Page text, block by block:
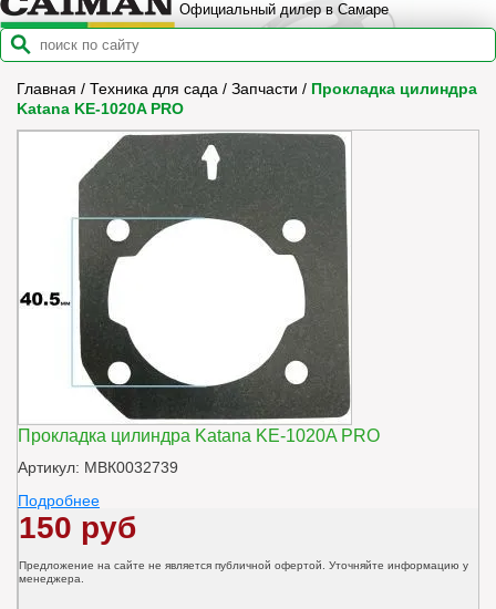
Официальный дилер в Самаре
Главная / Техника для сада / Запчасти / Прокладка цилиндра
Katana KE-1020A PRO
Прокладка цилиндра Katana KE-1020A PRO
Артикул: МВК0032739
Подробнее
150 руб
Предложение на сайте не является публичной офертой. Уточняйте информацию у
менеджера.